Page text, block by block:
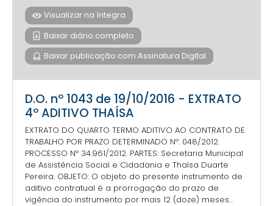
Visualizar na íntegra
Baixar diário completo
Baixar publicação com Assinatura Digital
D.O. nº 1043 de 19/10/2016 - EXTRATO
4º ADITIVO THAÍSA
EXTRATO DO QUARTO TERMO ADITIVO AO CONTRATO DE
TRABALHO POR PRAZO DETERMINADO Nº. 048/2012.
PROCESSO Nº 34.961/2012. PARTES: Secretaria Municipal
de Assistência Social e Cidadania e Thaísa Duarte
Pereira. OBJETO: O objeto do presente instrumento de
aditivo contratual é a prorrogação do prazo de
vigência do instrumento por mais 12 (doze) meses...